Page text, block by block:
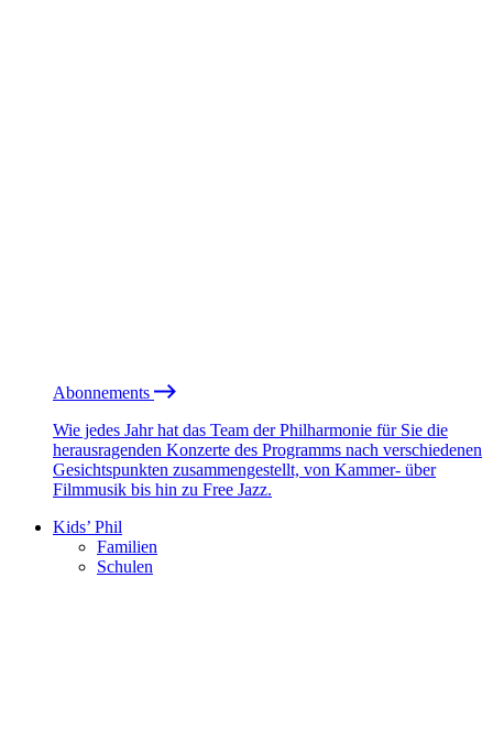
Abonnements
Wie jedes Jahr hat das Team der Philharmonie für Sie die
herausragenden Konzerte des Programms nach verschiedenen
Gesichtspunkten zusammengestellt, von Kammer- über
Filmmusik bis hin zu Free Jazz.
Kids’ Phil
Familien
Schulen